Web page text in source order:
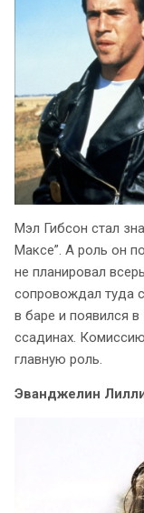
Мэл Гибсон стал
Максе”. А роль он
не планировал
сопровождал туда
в баре и появился в
ссадинах.
главную роль.
Эванджелин